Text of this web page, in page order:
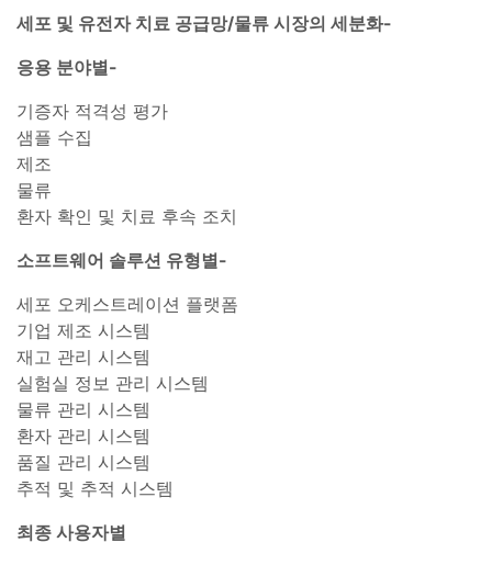
세포 및 유전자 치료 공급망/물류 시장의 세분화-
응용 분야별-
기증자 적격성 평가
샘플 수집
제조
물류
환자 확인 및 치료 후속 조치
소프트웨어 솔루션 유형별-
세포 오케스트레이션 플랫폼
기업 제조 시스템
재고 관리 시스템
실험실 정보 관리 시스템
물류 관리 시스템
환자 관리 시스템
품질 관리 시스템
추적 및 추적 시스템
최종 사용자별